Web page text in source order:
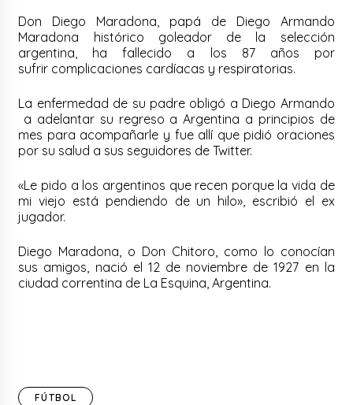
Don Diego Maradona, papá de Diego Armando
Maradona histórico goleador de la selección
argentina, ha fallecido a los 87 años por
sufrir complicaciones cardíacas y respiratorias.
La enfermedad de su padre obligó a Diego Armando
a adelantar su regreso a Argentina a principios de
mes para acompañarle y fue allí que pidió oraciones
por su salud a sus seguidores de Twitter.
«Le pido a los argentinos que recen porque la vida de
mi viejo está pendiendo de un hilo», escribió el ex
jugador.
Diego Maradona, o Don Chitoro, como lo conocían
sus amigos, nació el 12 de noviembre de 1927 en la
ciudad correntina de La Esquina, Argentina.
FÚTBOL